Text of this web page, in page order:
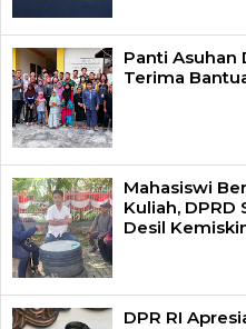
Panti Asuhan
Terima
Mahasiswi
Kuliah, DPRD
Desil
DPR RI